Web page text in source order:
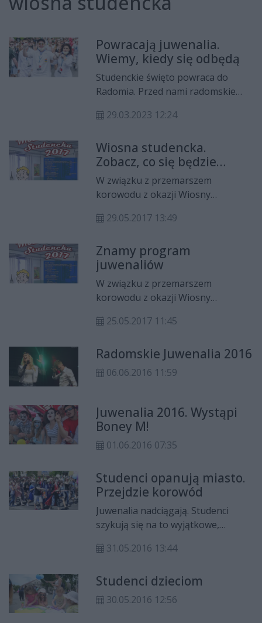
Powracają juwenalia.
Wiemy, kiedy się odbędą
Studenckie święto powraca do
Radomia. Przed nami radomskie
powróci do Radomia po kilkuletniej
29.03.2023 12:24
Wiosna studencka.
Zobacz, co się będzie
działo!
W związku z przemarszem
korowodu z okazji Wiosny
godzinach około 12:00-14:00
kołowym oraz komunikacji miejskiej
(na trasie od osiedla Akademickiego
do Śródmieścia i z powrotem).
29.05.2017 13:49
Znamy program
juwenaliów
W związku z przemarszem
korowodu z okazji Wiosny
godzinach około 12:00-14:00
kołowym oraz komunikacji miejskiej
(na trasie od osiedla Akademickiego
25.05.2017 11:45
Radomskie Juwenalia 2016
06.06.2016 11:59
Juwenalia 2016. Wystąpi
Boney M!
01.06.2016 07:35
Studenci opanują miasto.
Przejdzie korowód
Juwenalia nadciągają. Studenci
szykują się na to wyjątkowe,
o godz. 10 żacy rozpoczną
przed Domem Studenckim
"Bliźniak" nr 3 przy ul. Akademickiej
5. I przejdą ulicami miasta w
31.05.2016 13:44
Studenci dzieciom
30.05.2016 12:56